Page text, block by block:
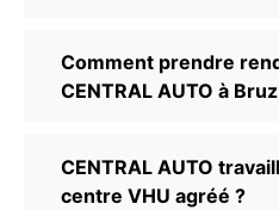
Comment prendre
CENTRAL AUTO à
CENTRAL AUTO
centre VHU agréé ?